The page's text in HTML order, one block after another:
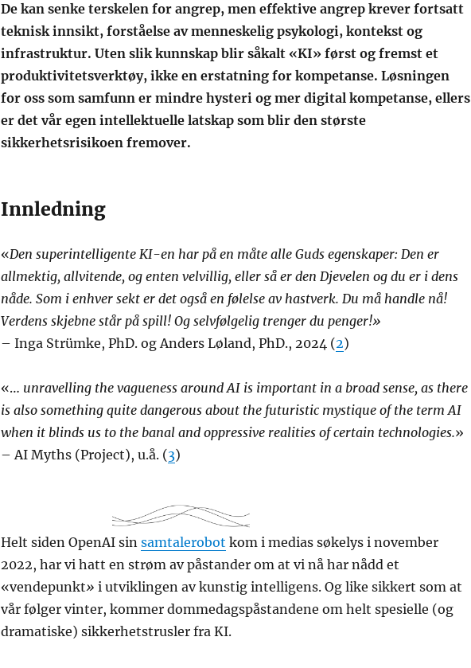
De kan senke terskelen for angrep, men effektive angrep krever fortsatt
teknisk innsikt, forståelse av menneskelig psykologi, kontekst og
infrastruktur. Uten slik kunnskap blir såkalt «KI» først og fremst et
produktivitetsverktøy, ikke en erstatning for kompetanse. Løsningen
for oss som samfunn er mindre hysteri og mer digital kompetanse, ellers
er det vår egen intellektuelle latskap som blir den største
sikkerhetsrisikoen fremover.
Innledning
«Den superintelligente KI-en har på en måte alle Guds egenskaper: Den er
allmektig, allvitende, og enten velvillig, eller så er den Djevelen og du er i dens
nåde. Som i enhver sekt er det også en følelse av hastverk. Du må handle nå!
Verdens skjebne står på spill! Og selvfølgelig trenger du penger!»
– Inga Strümke, PhD. og Anders Løland, PhD., 2024 (2)
«… unravelling the vagueness around AI is important in a broad sense, as there
is also something quite dangerous about the futuristic mystique of the term AI
when it blinds us to the banal and oppressive realities of certain technologies.»
– AI Myths (Project), u.å. (3)
Helt siden OpenAI sin samtalerobot kom i medias søkelys i november
2022, har vi hatt en strøm av påstander om at vi nå har nådd et
«vendepunkt» i utviklingen av kunstig intelligens. Og like sikkert som at
vår følger vinter, kommer dommedagspåstandene om helt spesielle (og
dramatiske) sikkerhetstrusler fra KI.